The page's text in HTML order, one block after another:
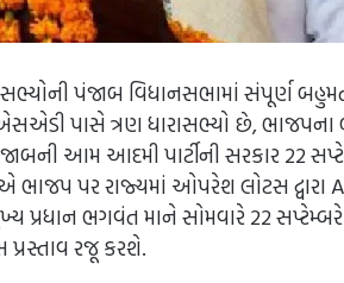
પંજાબ વિધાનસભામાં સંપૂર્ણ
પાસે ત્રણ ધારાસભ્યો છે,
આમ આદમી પાર્ટીની સરકાર 22
પર રાજ્યમાં ઓપરેશ લોટસ દ્વારા
પ્રધાન ભગવંત માને સોમવારે 22
પ્રસ્તાવ રજૂ કરશે.